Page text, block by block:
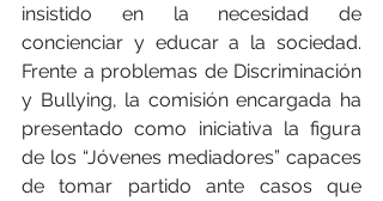
insistido en la necesidad de
concienciar y educar a la sociedad.
Frente a problemas de Discriminación
y Bullying, la comisión encargada ha
presentado como iniciativa la figura
de los “Jóvenes mediadores” capaces
de tomar partido ante casos que